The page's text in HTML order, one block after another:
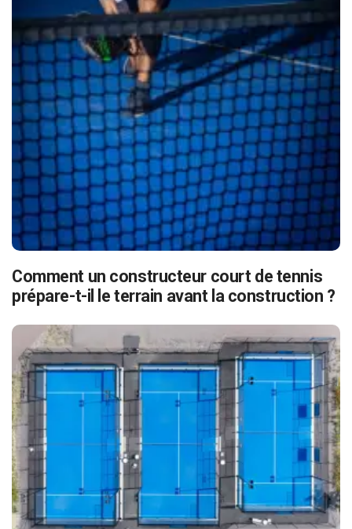
Comment un constructeur court de tennis
prépare-t-il le terrain avant la construction ?